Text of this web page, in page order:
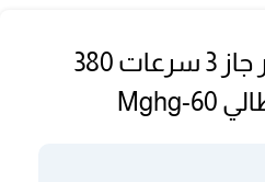
شفاط زجاج ماستر جاز 3 سرعات 380